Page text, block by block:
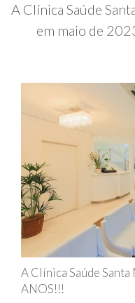
A Clínica Saúde
em maio de
A Clínica Saúde
ANOS!!!